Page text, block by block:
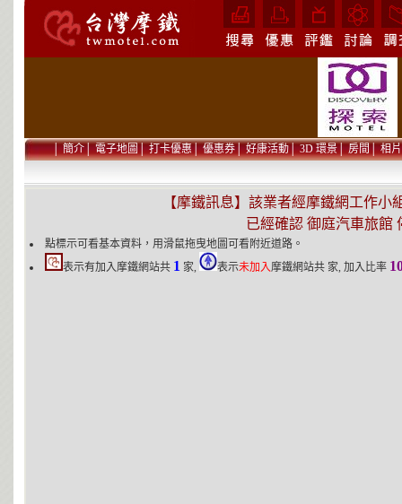
│簡介│電子地圖│打卡優惠│優惠券│好康活動│3D 環景│房間│相片
【摩鐵訊息】該業者經摩鐵網工作小
已經確認 御庭汽車旅館
點標示可看基本資料，用滑鼠拖曳地圖可看附近道路。
表示有加入摩鐵網站共 1 家, 表示未加入 摩鐵網站共 家, 加入比率